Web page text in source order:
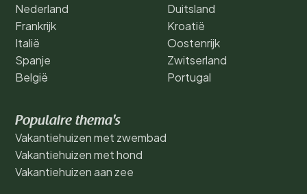
Nederland
Frankrijk
Italië
Spanje
België
Duitsland
Kroatië
Oostenrijk
Zwitserland
Portugal
Populaire thema's
Vakantiehuizen met zwembad
Vakantiehuizen met hond
Vakantiehuizen aan zee